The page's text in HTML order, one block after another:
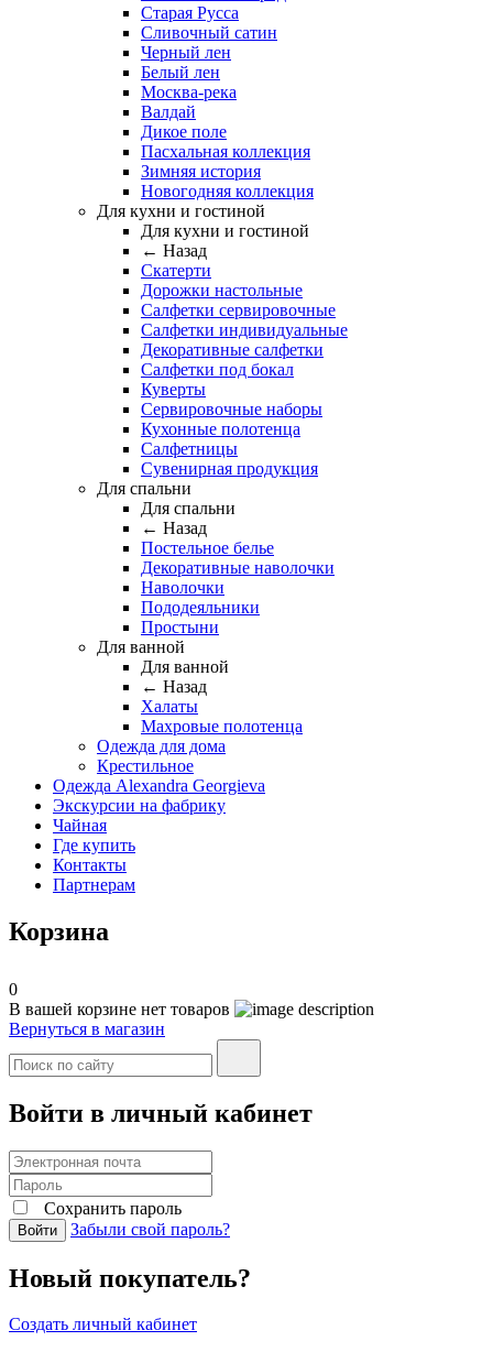
Старая Русса
Сливочный сатин
Черный лен
Белый лен
Москва-река
Валдай
Дикое поле
Пасхальная коллекция
Зимняя история
Новогодняя коллекция
Для кухни и гостиной
Для кухни и гостиной
← Назад
Скатерти
Дорожки настольные
Салфетки сервировочные
Салфетки индивидуальные
Декоративные салфетки
Салфетки под бокал
Куверты
Сервировочные наборы
Кухонные полотенца
Салфетницы
Сувенирная продукция
Для спальни
Для спальни
← Назад
Постельное белье
Декоративные наволочки
Наволочки
Пододеяльники
Простыни
Для ванной
Для ванной
← Назад
Халаты
Махровые полотенца
Одежда для дома
Крестильное
Одежда Alexandra Georgieva
Экскурсии на фабрику
Чайная
Где купить
Контакты
Партнерам
Корзина
0
В вашей корзине нет товаров
Вернуться в магазин
Войти в личный кабинет
Сохранить пароль
Войти Забыли свой пароль?
Новый покупатель?
Создать личный кабинет